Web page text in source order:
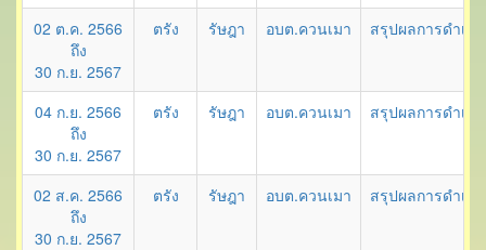
02 ต.ค. 2566
ถึง
30 ก.ย. 2567
ตรัง รัษฎา อบต.ควนเมา สรุปผลการดำเนิ
04 ก.ย. 2566
ถึง
30 ก.ย. 2567
ตรัง รัษฎา อบต.ควนเมา สรุปผลการดำเนิ
02 ส.ค. 2566
ถึง
30 ก.ย. 2567
ตรัง รัษฎา อบต.ควนเมา สรุปผลการดำเนิ